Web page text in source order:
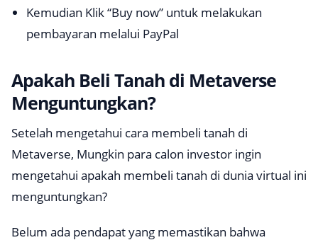
Kemudian Klik “Buy now” untuk melakukan
pembayaran melalui PayPal
Apakah Beli Tanah di Metaverse
Menguntungkan?
Setelah mengetahui cara membeli tanah di
Metaverse, Mungkin para calon investor ingin
mengetahui apakah membeli tanah di dunia virtual ini
menguntungkan?
Belum ada pendapat yang memastikan bahwa